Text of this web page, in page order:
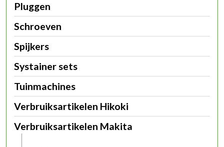
Pluggen
Schroeven
Spijkers
Systainer sets
Tuinmachines
Verbruiksartikelen Hikoki
Verbruiksartikelen Makita